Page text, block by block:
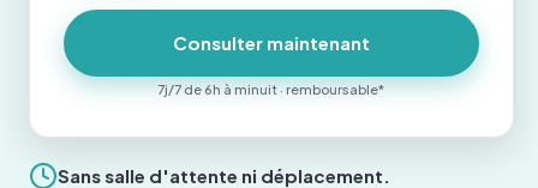
Sans salle d'attente ni déplacement.
Consulter maintenant
7j/7 de 6h à minuit · remboursable*